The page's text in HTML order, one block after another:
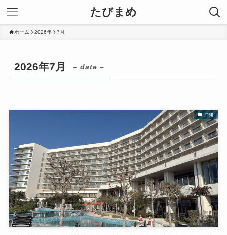
たびまめ
ホーム 2026年 7月
2026年7月 – date –
沖縄